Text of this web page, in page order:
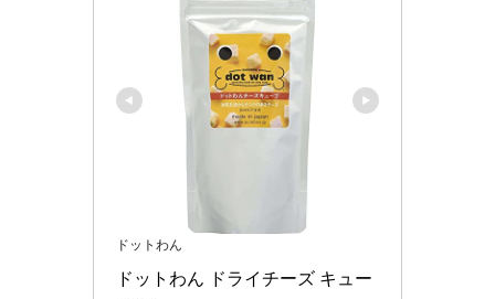
ドットわん
ドットわん ドライチーズ キュー